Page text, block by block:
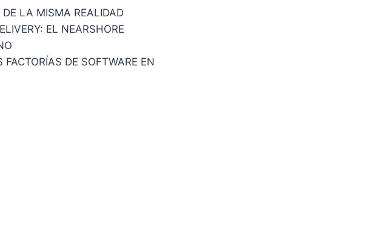
LA MISMA REALIDAD
EL NEARSHORE
DE SOFTWARE EN